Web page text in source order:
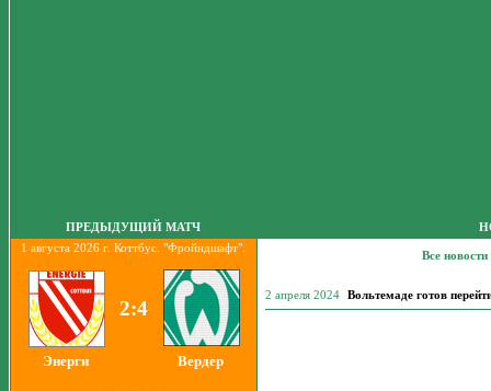
ПРЕДЫДУЩИЙ МАТЧ
1 августа 2026 г. Коттбус. "Фройндшафт".
2:4
Энерги Вердер
Все
2 апреля 2024 Вольтемаде готов